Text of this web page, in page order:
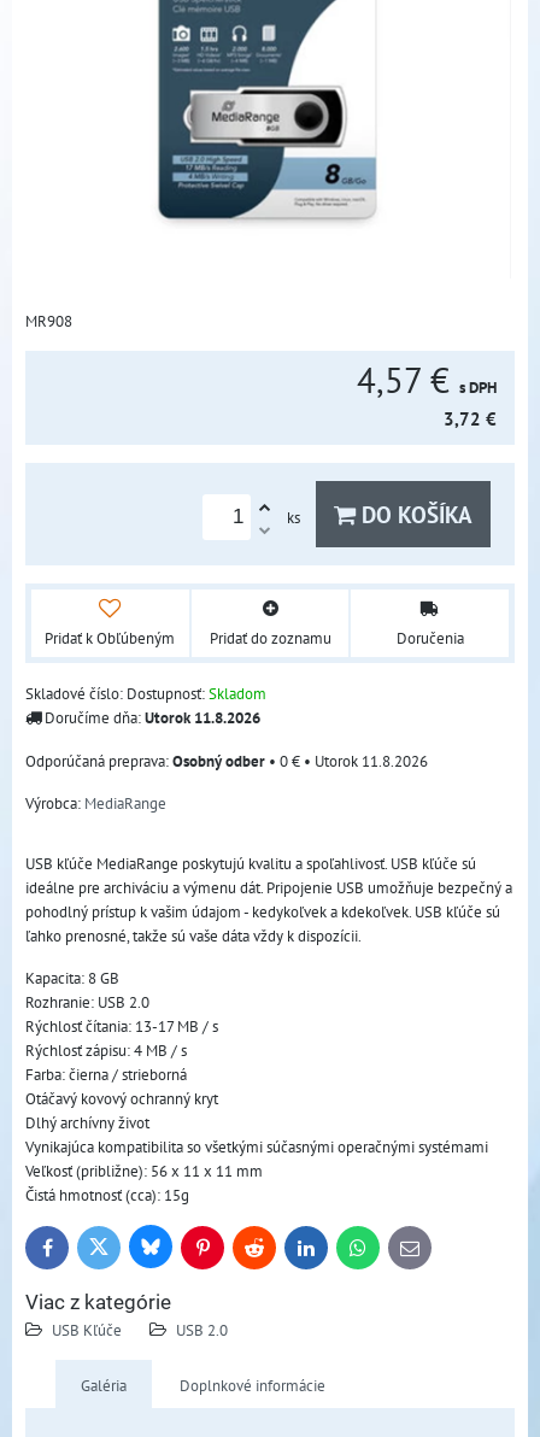
MR908
4,57 € s DPH
3,72 €
ks DO KOŠÍKA
Pridať k Obľúbeným Pridať do zoznamu Doručenia
Skladové číslo: Dostupnosť:Skladom
Doručíme dňa:Utorok11.8.2026
Osobný odber • 0 € • Utorok 11.8.2026
Výrobca: MediaRange
USB kľúče MediaRange poskytujú kvalitu a spoľahlivosť. USB kľúče sú
ideálne pre archiváciu a výmenu dát. Pripojenie USB umožňuje bezpečný a
pohodlný prístup k vašim údajom - kedykoľvek a kdekoľvek. USB kľúče sú
ľahko prenosné, takže sú vaše dáta vždy k dispozícii.
Kapacita: 8 GB
Rozhranie: USB 2.0
Rýchlosť čítania: 13-17 MB / s
Rýchlosť zápisu: 4 MB / s
Farba: čierna / strieborná
Otáčavý kovový ochranný kryt
Dlhý archívny život
Vynikajúca kompatibilita so všetkými súčasnými operačnými systémami
Veľkosť (približne): 56 x 11 x 11 mm
Čistá hmotnosť (cca): 15g
FacebookTwitter BlueskyPinterestReddit LinkedInWhatsApp
E-
mail
Viac z kategórie
USB Kľúče USB 2.0
Galéria Doplnkové informácie